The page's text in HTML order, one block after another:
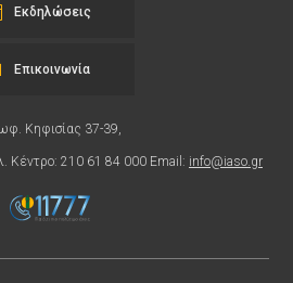
Εκδηλώσεις
Κηφισίας 37-39,
Κέντρο: 210 61 84 000 Email: info@iaso.gr
Επικοινωνία